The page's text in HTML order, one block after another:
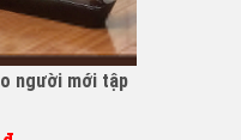
người mới tập